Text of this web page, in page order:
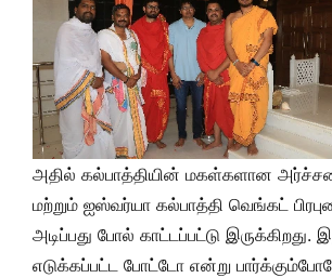
அதில் கல்பாத்தியின் மகள்களான
மற்றும் ஐஸ்வர்யா கல்பாத்தி வெங்கட்
அடிப்பது போல் காட்டப்பட்டு இருக்கிறது.
எடுக்கப்பட்ட போட்டோ என்று